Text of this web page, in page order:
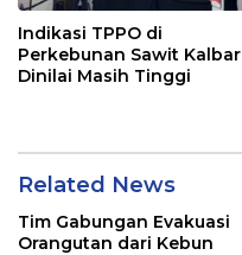
Indikasi TPPO di
Perkebunan Sawit Kalbar
Dinilai Masih Tinggi
Related News
Tim Gabungan Evakuasi
Orangutan dari Kebun